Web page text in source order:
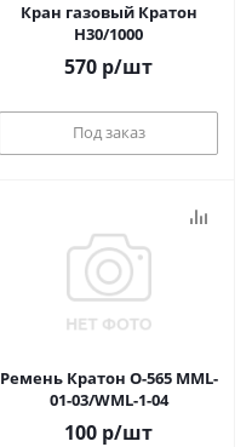
Кран газовый Кратон
H30/1000
570 р/шт
Под заказ
Ремень Кратон O-565 MML-
01-03/WML-1-04
100 р/шт